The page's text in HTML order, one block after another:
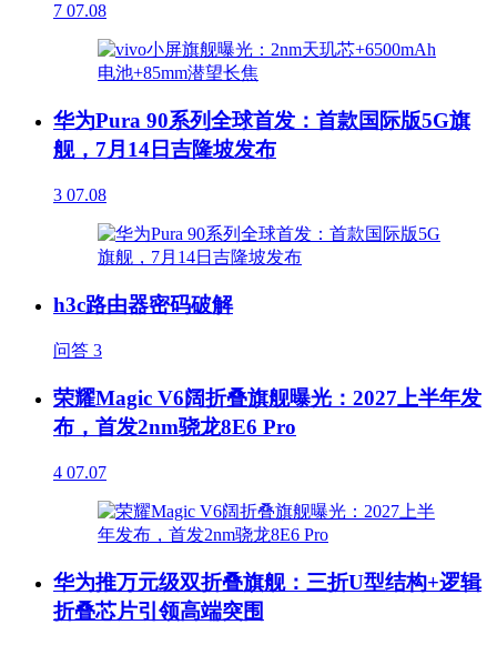
7 07.08
华为Pura 90系列全球首发：首款国际版5G旗
舰，7月14日吉隆坡发布
3 07.08
h3c路由器密码破解
问答 3
荣耀Magic V6阔折叠旗舰曝光：2027上半年发
布，首发2nm骁龙8E6 Pro
4 07.07
华为推万元级双折叠旗舰：三折U型结构+逻辑
折叠芯片引领高端突围